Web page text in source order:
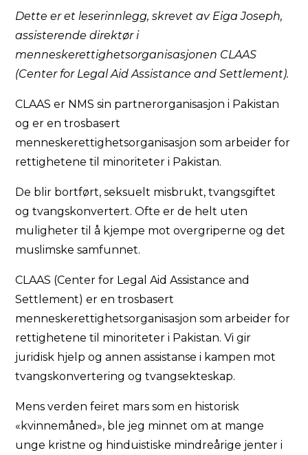
Dette er et leserinnlegg, skrevet av Eiga Joseph,
assisterende direktør i
menneskerettighetsorganisasjonen CLAAS
(Center for Legal Aid Assistance and Settlement).
CLAAS er NMS sin partnerorganisasjon i Pakistan
og er en trosbasert
menneskerettighetsorganisasjon som arbeider for
rettighetene til minoriteter i Pakistan.
De blir bortført, seksuelt misbrukt, tvangsgiftet
og tvangskonvertert. Ofte er de helt uten
muligheter til å kjempe mot overgriperne og det
muslimske samfunnet.
CLAAS (Center for Legal Aid Assistance and
Settlement) er en trosbasert
menneskerettighetsorganisasjon som arbeider for
rettighetene til minoriteter i Pakistan. Vi gir
juridisk hjelp og annen assistanse i kampen mot
tvangskonvertering og tvangsekteskap.
Mens verden feiret mars som en historisk
«kvinnemåned», ble jeg minnet om at mange
unge kristne og hinduistiske mindreårige jenter i